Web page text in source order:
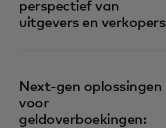
perspectief van
uitgevers en verkopers
Next-gen oplossingen
voor
geldoverboekingen: